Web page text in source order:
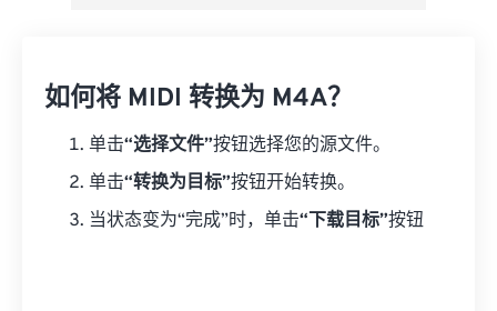
如何将 MIDI 转换为 M4A？
单击“选择文件”按钮选择您的源文件。
单击“转换为目标”按钮开始转换。
当状态变为“完成”时，单击“下载目标”按钮